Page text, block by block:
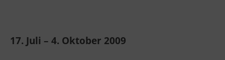
17. Juli – 4. Oktober 2009